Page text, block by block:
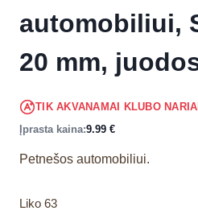
automobiliui,
20 mm,
TIK AKVANAMAI KLUBO
Įprasta kaina:9.99 €
Petnešos automobiliui.
Liko 63